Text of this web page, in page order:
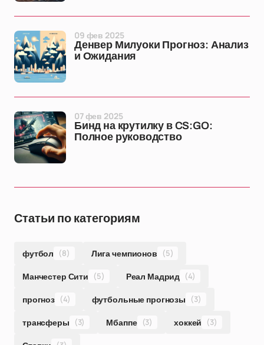
Денвер Милуоки Прогноз: Анализ
и Ожидания
09 фев 2025
Бинд на крутилку в CS:GO:
Полное руководство
07 фев 2025
Статьи по категориям
футбол (8) Лига чемпионов (5)
Манчестер Сити (5) Реал Мадрид (4)
прогноз (4) футбольные прогнозы (3)
трансферы (3) Мбаппе (3) хоккей (3)